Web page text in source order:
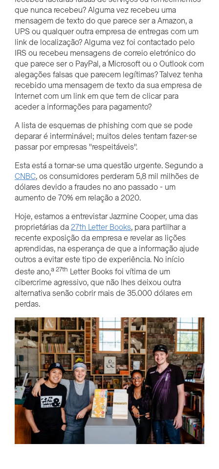
que nunca recebeu? Alguma vez recebeu uma
mensagem de texto do que parece ser a Amazon, a
UPS ou qualquer outra empresa de entregas com um
link de localização? Alguma vez foi contactado pelo
IRS ou recebeu mensagens de correio eletrónico do
que parece ser o PayPal, a Microsoft ou o Outlook com
alegações falsas que parecem legítimas? Talvez tenha
recebido uma mensagem de texto da sua empresa de
Internet com um link em que tem de clicar para
aceder a informações para pagamento?
A lista de esquemas de phishing com que se pode
deparar é interminável; muitos deles tentam fazer-se
passar por empresas "respeitáveis".
Esta está a tornar-se uma questão urgente. Segundo a
CNBC, os consumidores perderam 5,8 mil milhões de
dólares devido a fraudes no ano passado - um
aumento de 70% em relação a 2020.
Hoje, estamos a entrevistar Jazmine Cooper, uma das
proprietárias da27th Letter Books, para partilhar a
recente exposição da empresa e revelar as lições
aprendidas, na esperança de que a informação ajude
outros a evitar este tipo de experiência. No início
deste ano,a 27th Letter Books foi vítima de um
cibercrime agressivo, que não lhes deixou outra
alternativa senão cobrir mais de 35.000 dólares em
perdas.